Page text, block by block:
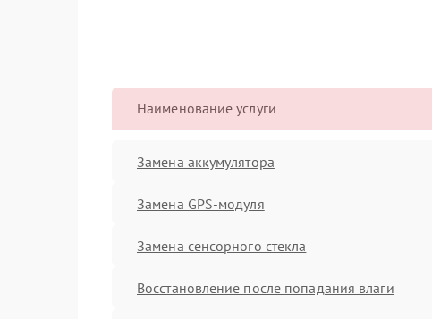
Наименование услуги
Замена аккумулятора
Замена GPS-модуля
Замена сенсорного стекла
Восстановление после попадания влаги